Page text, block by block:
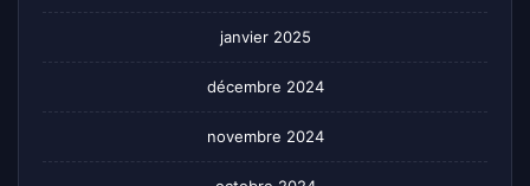
janvier 2025
décembre 2024
novembre 2024